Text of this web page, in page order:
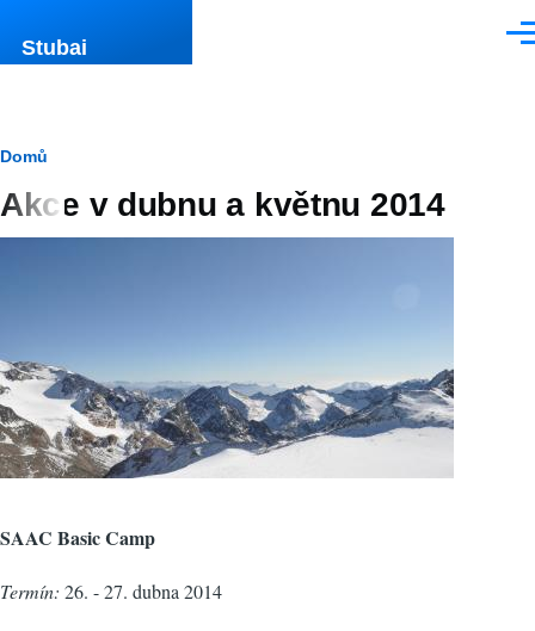
Stubai
Drobečková
navigace
Domů
Akce v dubnu a květnu 2014
SAAC Basic Camp
Termín: 26. - 27. dubna 2014